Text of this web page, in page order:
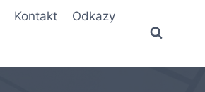
Kontakt Odkazy